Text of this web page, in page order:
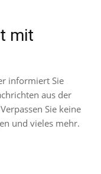
mit
informiert Sie
aus der
Sie keine
und vieles mehr.